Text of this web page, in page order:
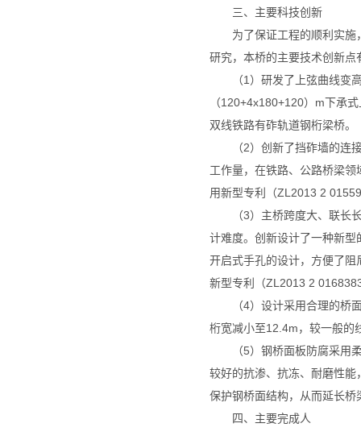
三、主要科技创新
为了保证工程的顺利实
研究，本桥的主要技术创新点
（1）研发了上弦曲线变
（120+4x180+120）m下承
双线铁路有砟轨道钢桁梁桥
（2）创新了挡砟墙的
工作量，在铁路、公路桥梁
用新型专利（ZL2013 2
（3）主桥跨度大、联
计难度。创新设计了一种新
开启式手孔的设计，方便了
新型专利（ZL2013 2
（4）设计采用合理的
桁宽减小至12.4m，较一般的
（5）钢桥面板防腐采
较好的抗渗、抗冻、耐磨性
保护钢桥面结构，从而延长桥
四、主要完成人